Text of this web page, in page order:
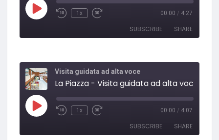
1x 00:00 / 4:27
SUBSCRIBE SHARE
RSS FEED
LINK
EMBED
Visita guidata ad alta voce
La Piazza - Visita guidata ad alta voce
1x 00:00 / 4:07
SUBSCRIBE SHARE